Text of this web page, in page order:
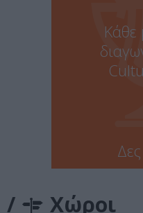
Κάθε
/ Χώροι